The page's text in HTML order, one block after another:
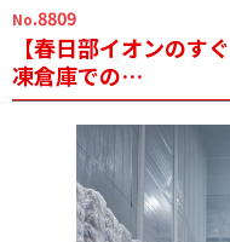
No.8809
【春日部イオンの
凍倉庫での…